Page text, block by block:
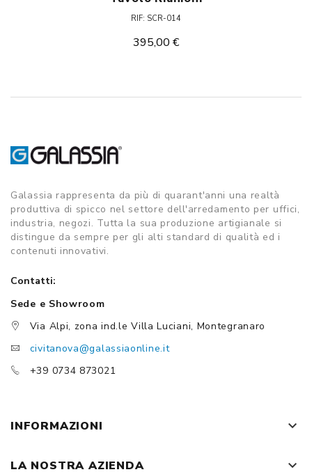
RIF: SCR-014
395,00 €
Galassia rappresenta da più di quarant'anni una realtà
produttiva di spicco nel settore dell'arredamento per uffici,
industria, negozi. Tutta la sua produzione artigianale si
distingue da sempre per gli alti standard di qualità ed i
contenuti innovativi.
Contatti:
Sede e Showroom
Via Alpi, zona ind.le Villa Luciani, Montegranaro
civitanova@galassiaonline.it
+39 0734 873021
INFORMAZIONI keyboard_arrow_down
LA NOSTRA AZIENDA keyboard_arrow_down